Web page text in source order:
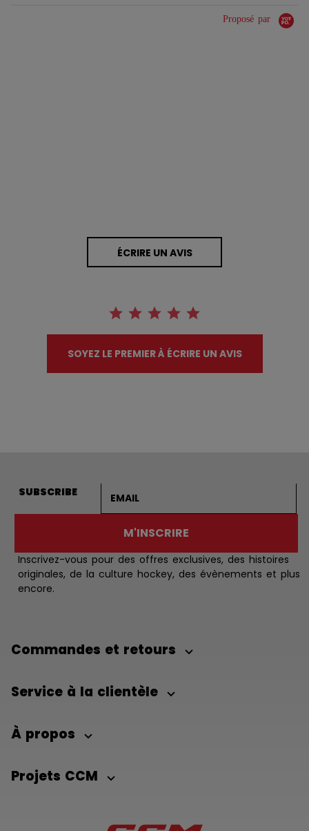
Proposé par
ÉCRIRE UN AVIS
SOYEZ LE PREMIER À ÉCRIRE UN AVIS
SUBSCRIBE
M'INSCRIRE
Inscrivez-vous pour des offres exclusives, des histoires
originales, de la culture hockey, des évènements et plus
encore.
Commandes et retours
Service à la clientèle
À propos
Projets CCM